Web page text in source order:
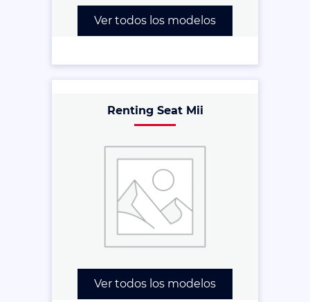
Ver todos los modelos
Renting Seat Mii
Ver todos los modelos